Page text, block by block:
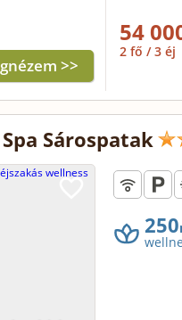
>>
54
2 fő / 3 éj
Sárospatak
250